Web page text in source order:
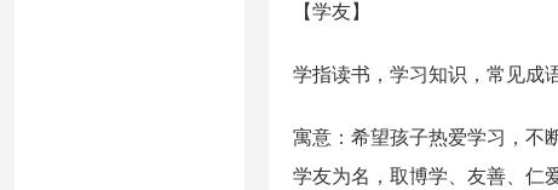
【学友】
学指读书，学习知识，常见成
寓意：希望孩子热爱学习，不
学友为名，取博学、友善、仁